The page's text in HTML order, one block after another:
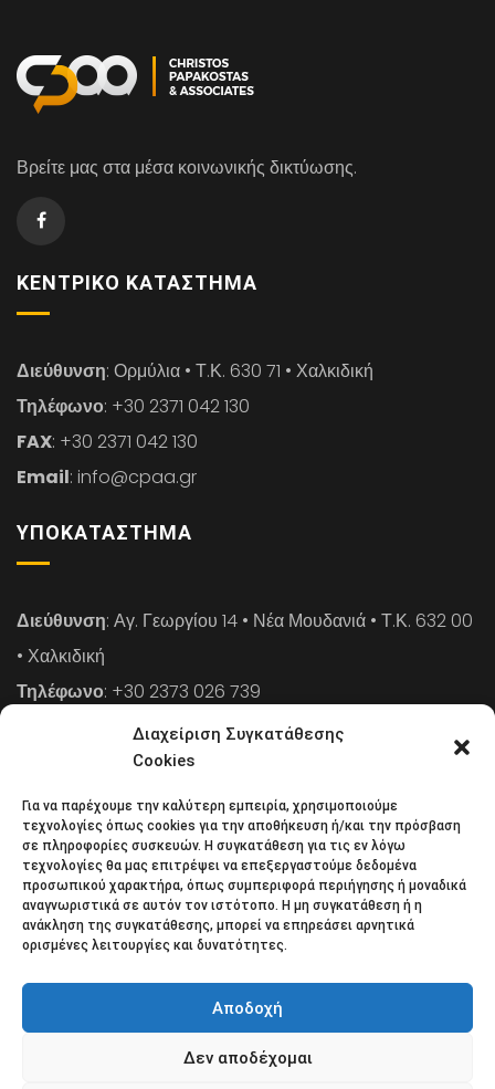
Διαχείριση Συγκατάθεσης
Cookies
Για να παρέχουμε την καλύτερη εμπειρία, χρησιμοποιούμε
τεχνολογίες όπως cookies για την αποθήκευση ή/και την πρόσβαση
σε πληροφορίες συσκευών. Η συγκατάθεση για τις εν λόγω
τεχνολογίες θα μας επιτρέψει να επεξεργαστούμε δεδομένα
προσωπικού χαρακτήρα, όπως συμπεριφορά περιήγησης ή μοναδικά
αναγνωριστικά σε αυτόν τον ιστότοπο. Η μη συγκατάθεση ή η
ανάκληση της συγκατάθεσης, μπορεί να επηρεάσει αρνητικά
ορισμένες λειτουργίες και δυνατότητες.
Αποδοχή
Δεν αποδέχομαι
Βρείτε μας στα μέσα κοινωνικής δικτύωσης.
ΚΕΝΤΡΙΚΌ ΚΑΤΆΣΤΗΜΑ
Διεύθυνση: Ορμύλια • Τ.Κ. 630 71 • Χαλκιδική
Τηλέφωνο: +30 2371 042 130
FAX: +30 2371 042 130
Email: info@cpaa.gr
ΥΠΟΚΑΤΆΣΤΗΜΑ
Διεύθυνση: Αγ. Γεωργίου 14 • Νέα Μουδανιά • Τ.Κ. 632 00
• Χαλκιδική
Τηλέφωνο: +30 2373 026 739
: +30 2373 026 739
: info@cpaa.gr
NEWSLETTER
Κάντε εγγραφή στο ηλεκτρονικό μας φυλλάδιο και μείνετε
στο επίκεντρο της οικονομικής επικαιρότητας.
Πολιτική απορρήτου